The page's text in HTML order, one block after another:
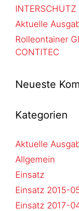
INTERSCHUTZ
Aktuelle
Rolleontainer
CONTITEC
Neueste
Kategorien
Aktuelle
Allgemein
Einsatz
Einsatz 2015-
Einsatz 2017-